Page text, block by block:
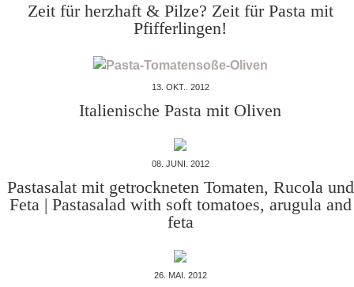
Zeit für herzhaft & Pilze? Zeit für Pasta mit
Pfifferlingen!
13. OKT.. 2012
Italienische Pasta mit Oliven
08. JUNI. 2012
Pastasalat mit getrockneten Tomaten, Rucola und
Feta | Pastasalad with soft tomatoes, arugula and
feta
26. MAI. 2012